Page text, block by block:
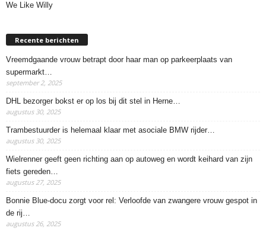
We Like Willy
Recente berichten
Vreemdgaande vrouw betrapt door haar man op parkeerplaats van
supermarkt…
september 2, 2025
DHL bezorger bokst er op los bij dit stel in Herne…
augustus 30, 2025
Trambestuurder is helemaal klaar met asociale BMW rijder…
augustus 30, 2025
Wielrenner geeft geen richting aan op autoweg en wordt keihard van zijn
fiets gereden…
augustus 27, 2025
Bonnie Blue-docu zorgt voor rel: Verloofde van zwangere vrouw gespot in
de rij…
augustus 26, 2025